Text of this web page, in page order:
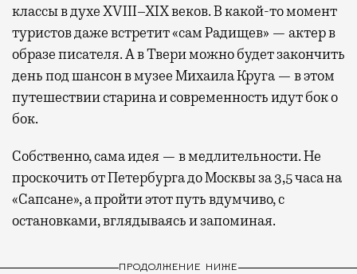
классы в духе XVIII–XIX веков. В какой-то момент
туристов даже встретит «сам Радищев» — актер в
образе писателя. А в Твери можно будет закончить
день под шансон в музее Михаила Круга — в этом
путешествии старина и современность идут бок о
бок.
Собственно, сама идея — в медлительности. Не
проскочить от Петербурга до Москвы за 3,5 часа на
«Сапсане», а пройти этот путь вдумчиво, с
остановками, вглядываясь и запоминая.
ПРОДОЛЖЕНИЕ НИЖЕ